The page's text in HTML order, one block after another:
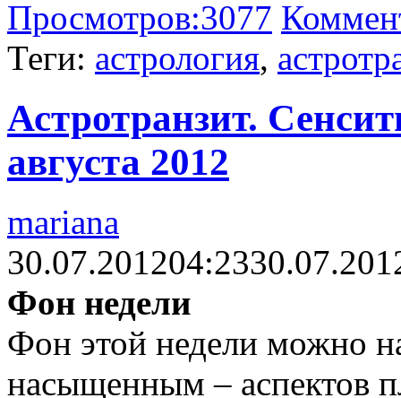
Просмотров:3077
Теги: астрология,
Астротранзит.
августа 2012
mariana
30.07.201204:23
Фон недели
Фон этой недели можно
насыщенным – аспектов